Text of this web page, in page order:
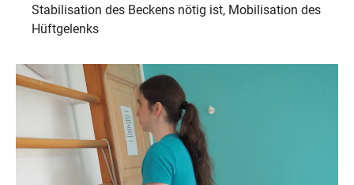
Stabilisation des Beckens nötig ist, Mobilisation des
Hüftgelenks